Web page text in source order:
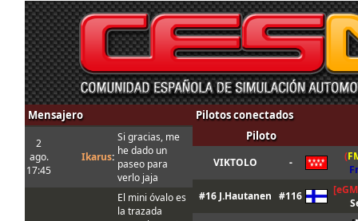
Mensajero Pilotos conectados
2
ago.
17:45
Ikarus:
Si gracias, me
he dado un
paseo para
verlo jaja
El mini óvalo es
la trazada
Piloto
VIKTOLO - (
#16 J.Hautanen #116